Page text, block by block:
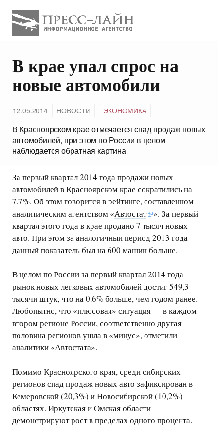
В крае упал спрос на
новые автомобили
12.05.2014 НОВОСТИ ЭКОНОМИКА
В Красноярском крае отмечается спад продаж новых
автомобилей, при этом по России в целом
наблюдается обратная картина.
За первый квартал 2014 года продажи новых
автомобилей в Красноярском крае сократились на
7,7%. Об этом говорится в рейтинге, составленном
аналитическим агентством «Автостат
». За первый
квартал этого года в крае продано 7 тысяч новых
авто. При этом за аналогичный период 2013 года
данный показатель был на 600 машин больше.
В целом по России за первый квартал 2014 года
рынок новых легковых автомобилей достиг 549,3
тысячи штук, что на 0,6% больше, чем годом ранее.
Любопытно, что «плюсовая» ситуация — в каждом
втором регионе России, соответственно другая
половина регионов ушла в «минус», отметили
аналитики «Автостата».
Помимо Красноярского края, среди сибирских
регионов спад продаж новых авто зафиксирован в
Кемеровской (20,3%) и Новосибирской (10,2%)
областях. Иркутская и Омская области
демонстрируют рост в пределах одного процента.